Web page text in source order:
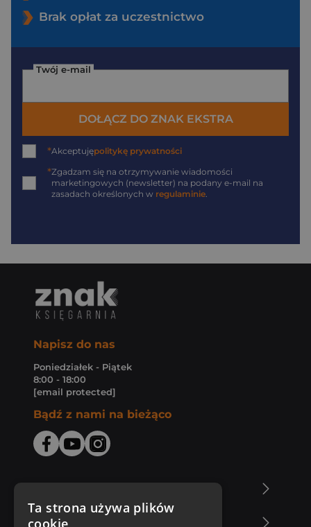
Brak opłat za uczestnictwo
Twój e-mail
DOŁĄCZ DO ZNAK EKSTRA
*Akceptujępolitykę prywatności
*Zgadzam się na otrzymywanie wiadomości
marketingowych (newsletter) na podany e-mail na
zasadach określonych w regulaminie
Napisz do nas
Poniedziałek - Piątek
8:00 - 18:00
[email protected]
Bądź z nami na bieżąco
Zakupy u nas
Ta strona używa plików
cookie